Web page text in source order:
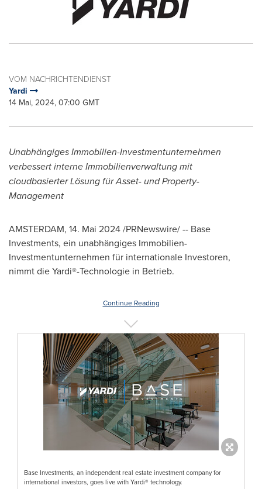
VOM NACHRICHTENDIENST
Yardi
14 Mai, 2024, 07:00 GMT
Unabhängiges Immobilien-Investmentunternehmen
verbessert interne Immobilienverwaltung mit
cloudbasierter Lösung für Asset- und Property-
Management
AMSTERDAM, 14. Mai 2024/PRNewswire/ -- Base
Investments, ein unabhängiges Immobilien-
Investmentunternehmen für internationale Investoren,
nimmt die Yardi®-Technologie in Betrieb.
Continue Reading
Base Investments, an independent real estate investment company for
international investors, goes live with Yardi® technology.